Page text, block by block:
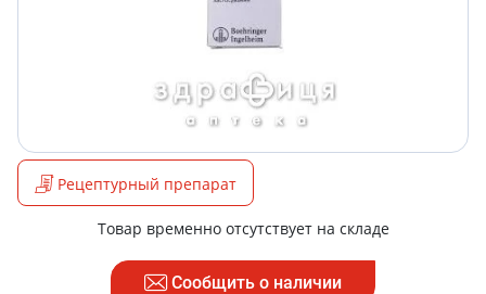
Рецептурный препарат
Товар временно отсутствует на складе
Сообщить о наличии